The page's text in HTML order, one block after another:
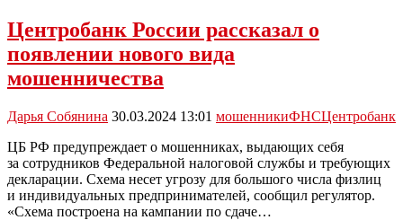
или
рассрочку
по
налогов
подать
Центробанк России рассказал о
появлении нового вида
мошенничества
Дарья Собянина 30.03.2024 13:01 мошенникиФНСЦентробанк
ЦБ РФ предупреждает о мошенниках, выдающих себя
за сотрудников Федеральной налоговой службы и требующих
декларации. Схема несет угрозу для большого числа физлиц
и индивидуальных предпринимателей, сообщил регулятор.
«Схема построена на кампании по сдаче…